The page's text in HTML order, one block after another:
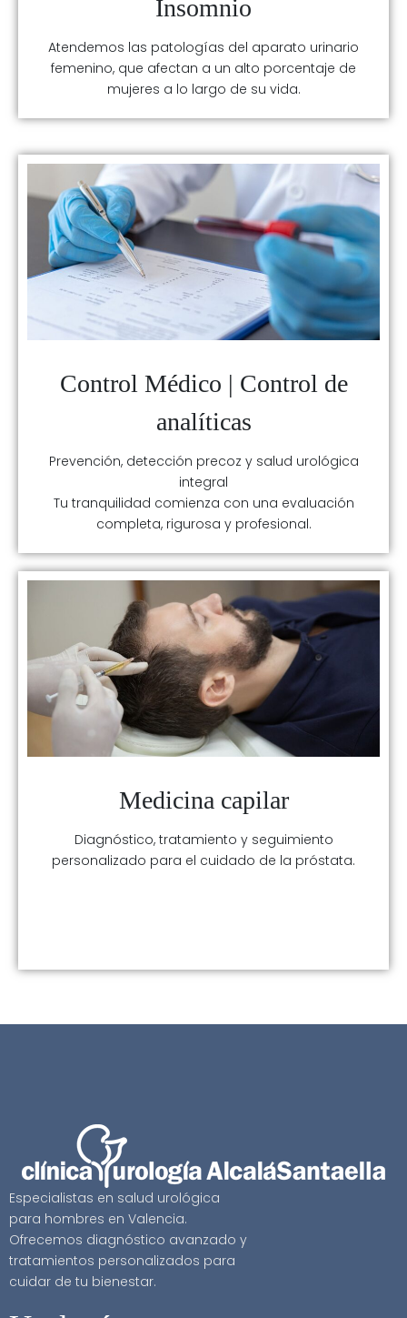
Insomnio
Atendemos las patologías del aparato urinario
femenino, que afectan a un alto porcentaje de
mujeres a lo largo de su vida.
Control Médico | Control de
analíticas
Prevención, detección precoz y salud urológica
integral
Tu tranquilidad comienza con una evaluación
completa, rigurosa y profesional.
Medicina capilar
Diagnóstico, tratamiento y seguimiento
personalizado para el cuidado de la próstata.
Especialistas en salud urológica
para hombres en Valencia.
Ofrecemos diagnóstico avanzado y
tratamientos personalizados para
cuidar de tu bienestar.